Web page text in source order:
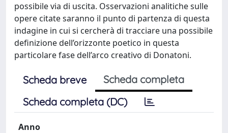
possibile via di uscita. Osservazioni analitiche sulle
opere citate saranno il punto di partenza di questa
indagine in cui si cercherà di tracciare una possibile
definizione dell’orizzonte poetico in questa
particolare fase dell’arco creativo di Donatoni.
Scheda breve
Scheda completa
Scheda completa (DC)
Anno